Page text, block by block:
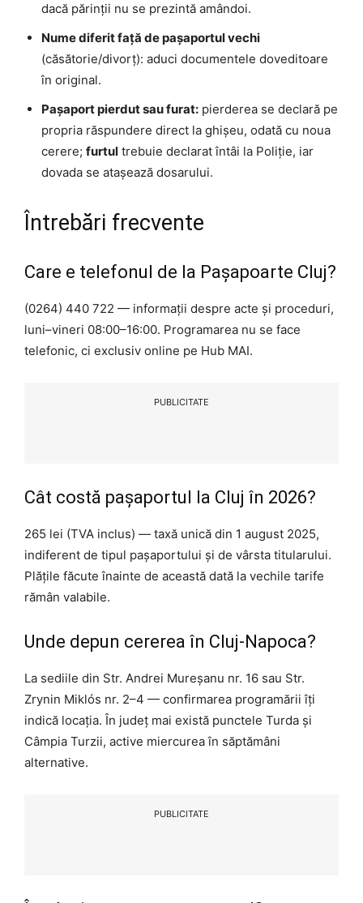
dacă părinții nu se prezintă amândoi.
Nume diferit față de pașaportul vechi
(căsătorie/divorț): aduci documentele doveditoare
în original.
Pașaport pierdut sau furat: pierderea se declară pe
propria răspundere direct la ghișeu, odată cu noua
cerere; furtul trebuie declarat întâi la Poliție, iar
dovada se atașează dosarului.
Întrebări frecvente
Care e telefonul de la Pașapoarte Cluj?
(0264) 440 722 — informații despre acte și proceduri,
luni–vineri 08:00–16:00. Programarea nu se face
telefonic, ci exclusiv online pe Hub MAI.
PUBLICITATE
Cât costă pașaportul la Cluj în 2026?
265 lei (TVA inclus) — taxă unică din 1 august 2025,
indiferent de tipul pașaportului și de vârsta titularului.
Plățile făcute înainte de această dată la vechile tarife
rămân valabile.
Unde depun cererea în Cluj-Napoca?
La sediile din Str. Andrei Mureșanu nr. 16 sau Str.
Zrynin Miklós nr. 2–4 — confirmarea programării îți
indică locația. În județ mai există punctele Turda și
Câmpia Turzii, active miercurea în săptămâni
alternative.
PUBLICITATE